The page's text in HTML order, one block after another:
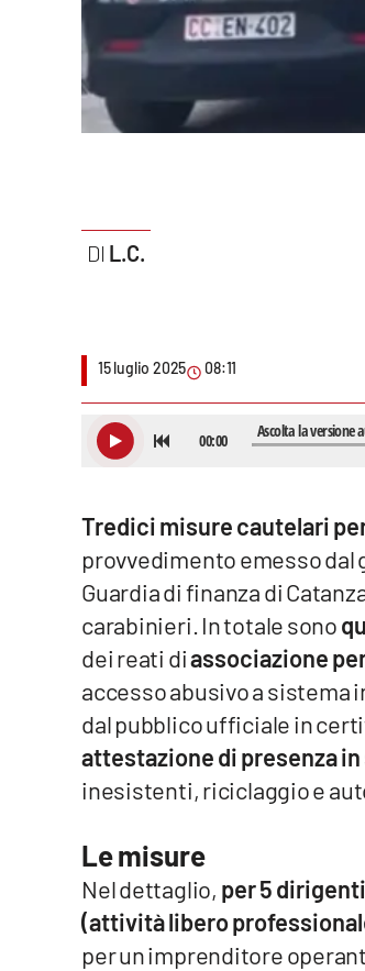
Leggendo Alvaro insieme
Le perfidie di Antonella Grippo
Venti di comunicazione
LaC Network
Vibo Valentia
Reggio Calabria
L.C.
15 luglio 2025 08:11
Tredici misure cautelari
provvedimento emesso dal
Guardia di finanza di
carabinieri. In totale sono
dei reati diassociazione
accesso abusivo a
dal pubblico ufficiale in
attestazione di presenza
inesistenti, riciclaggio e
Le misure
Nel dettaglio, per 5
(attività libero
per un imprenditore